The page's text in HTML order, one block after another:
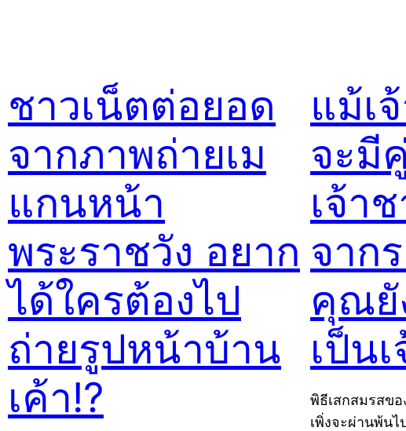
ชาวเน็ตต่อยอด
จากภาพถ่ายเม
แกนหน้า
พระราชวัง อยาก
ได้ใครต้องไป
ถ่ายรูปหน้าบ้าน
เค้า!?
แม้เ
จะมี
เจ้า
จาก
คุณยั
เป็น
พิธีเสกสมรสขอ
เพิ่งจะผ่านพ้น